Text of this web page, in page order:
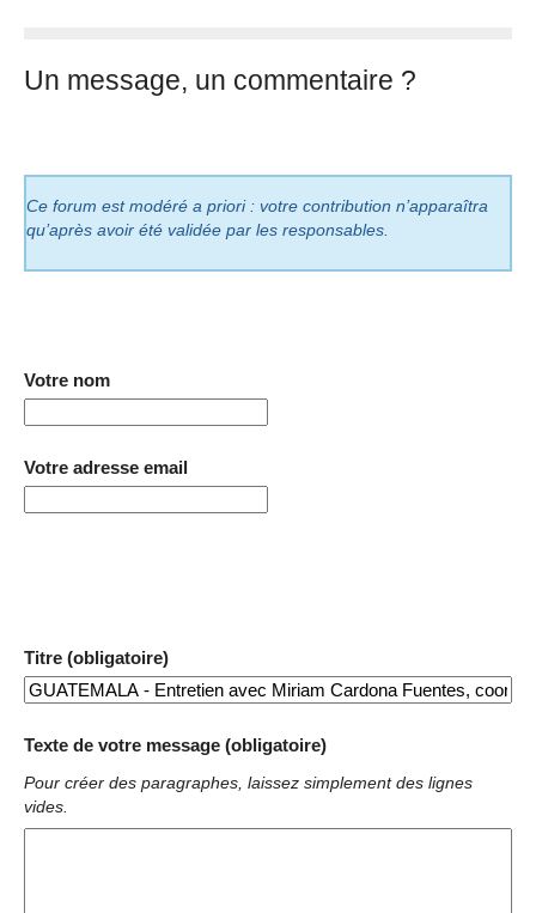
Un message, un commentaire ?
Ce forum est modéré a priori : votre contribution n’apparaîtra
qu’après avoir été validée par les responsables.
Votre nom
Votre adresse email
Titre (obligatoire)
Texte de votre message (obligatoire)
Pour créer des paragraphes, laissez simplement des lignes
vides.